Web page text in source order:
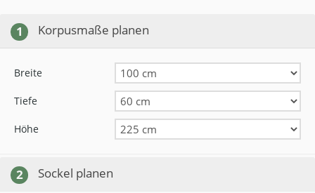
1 Korpusmaße planen
Breite
Tiefe
Höhe
2 Sockel planen